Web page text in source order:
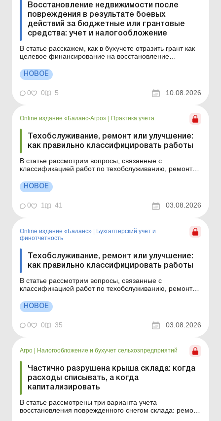
Восстановление недвижимости после
повреждения в результате боевых
действий за бюджетные или грантовые
средства: учет и налогообложение
В статье расскажем, как в бухучете отразить грант как
целевое финансирование на восстановление
имущества, в какой момент отражать доход от такого
финансирования и что делать с расходами на
восстановление – включать в расходы периода или
капитализиро...
НОВОЕ
0 0 5 10.08.2026
Online издание «Баланс-Агро» Практика учета
Техобслуживание, ремонт или улучшение:
как правильно классифицировать работы
В статье рассмотрим вопросы, связанные с
классификацией работ по техобслуживанию, ремонту
учета таких работ (расходов), в частности учета
капитальных ремонтов. Как определить, являются ли
выполненные работы ремонтом или улучшением
основного средств...
НОВОЕ
0 1 41 03.08.2026
Online издание «Баланс» | Бухгалтерский учет и
финотчетность
Техобслуживание, ремонт или улучшение:
как правильно классифицировать работы
В статье рассмотрим вопросы, связанные с
классификацией работ по техобслуживанию, ремонту
учета таких работ (расходов), в частности учета
капитальных ремонтов. Как определить, являются ли
выполненные работы ремонтом или улучшением
основного средств...
НОВОЕ
0 0 35 03.08.2026
Агро | Налогообложение и бухучет сельхозпредприятий
Частично разрушена крыша склада: когда
расходы списывать, а когда
капитализировать
В статье рассмотрены три варианта учета
восстановления поврежденного снегом склада: ремонт